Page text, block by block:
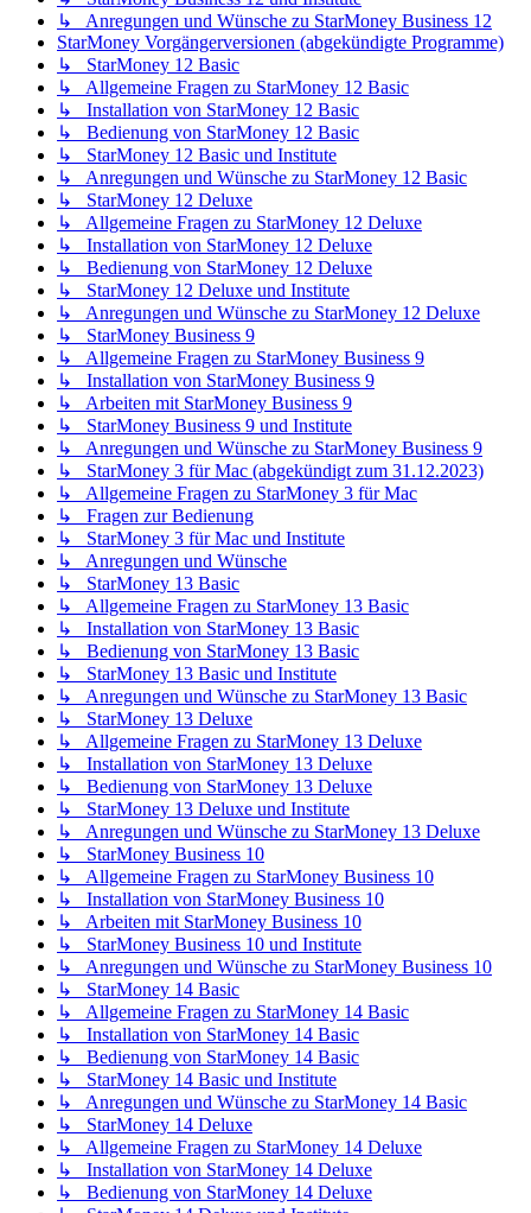
↳ Anregungen und Wünsche zu StarMoney Business 12
StarMoney Vorgängerversionen (abgekündigte Programme)
↳ StarMoney 12 Basic
↳ Allgemeine Fragen zu StarMoney 12 Basic
↳ Installation von StarMoney 12 Basic
↳ Bedienung von StarMoney 12 Basic
↳ StarMoney 12 Basic und Institute
↳ Anregungen und Wünsche zu StarMoney 12 Basic
↳ StarMoney 12 Deluxe
↳ Allgemeine Fragen zu StarMoney 12 Deluxe
↳ Installation von StarMoney 12 Deluxe
↳ Bedienung von StarMoney 12 Deluxe
↳ StarMoney 12 Deluxe und Institute
↳ Anregungen und Wünsche zu StarMoney 12 Deluxe
↳ StarMoney Business 9
↳ Allgemeine Fragen zu StarMoney Business 9
↳ Installation von StarMoney Business 9
↳ Arbeiten mit StarMoney Business 9
↳ StarMoney Business 9 und Institute
↳ Anregungen und Wünsche zu StarMoney Business 9
↳ StarMoney 3 für Mac (abgekündigt zum 31.12.2023)
↳ Allgemeine Fragen zu StarMoney 3 für Mac
↳ Fragen zur Bedienung
↳ StarMoney 3 für Mac und Institute
↳ Anregungen und Wünsche
↳ StarMoney 13 Basic
↳ Allgemeine Fragen zu StarMoney 13 Basic
↳ Installation von StarMoney 13 Basic
↳ Bedienung von StarMoney 13 Basic
↳ StarMoney 13 Basic und Institute
↳ Anregungen und Wünsche zu StarMoney 13 Basic
↳ StarMoney 13 Deluxe
↳ Allgemeine Fragen zu StarMoney 13 Deluxe
↳ Installation von StarMoney 13 Deluxe
↳ Bedienung von StarMoney 13 Deluxe
↳ StarMoney 13 Deluxe und Institute
↳ Anregungen und Wünsche zu StarMoney 13 Deluxe
↳ StarMoney Business 10
↳ Allgemeine Fragen zu StarMoney Business 10
↳ Installation von StarMoney Business 10
↳ Arbeiten mit StarMoney Business 10
↳ StarMoney Business 10 und Institute
↳ Anregungen und Wünsche zu StarMoney Business 10
↳ StarMoney 14 Basic
↳ Allgemeine Fragen zu StarMoney 14 Basic
↳ Installation von StarMoney 14 Basic
↳ Bedienung von StarMoney 14 Basic
↳ StarMoney 14 Basic und Institute
↳ Anregungen und Wünsche zu StarMoney 14 Basic
↳ StarMoney 14 Deluxe
↳ Allgemeine Fragen zu StarMoney 14 Deluxe
↳ Installation von StarMoney 14 Deluxe
↳ Bedienung von StarMoney 14 Deluxe